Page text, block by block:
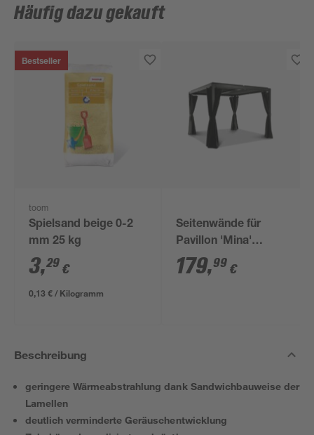
Häufig dazu gekauft
Bestseller
toom
Spielsand beige 0-2
mm 25 kg
3,29 €
0,13 € / Kilogramm
Seitenwände für
Pavillon 'Mina'
schwarz 4er-Set
179,99 €
Beschreibung
geringere Wärmeabstrahlung dank Sandwichbauweise der
Lamellen
deutlich verminderte Geräuschentwicklung